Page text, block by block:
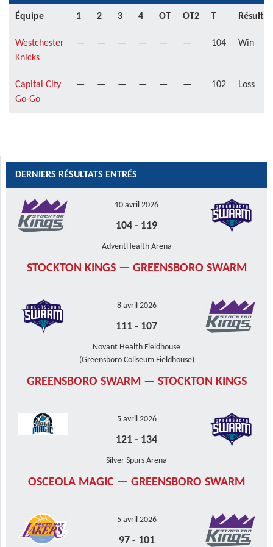
Équipe 1 2 3 4 OT OT2 T Résultat
Westchester
Knicks
— — — — — — 104 Win
Capital City
Go-Go
— — — — — — 102 Loss
DERNIERS RÉSULTATS ENTRÉS
10 avril 2026
104 - 119
AdventHealth Arena
STOCKTON KINGS — GREENSBORO SWARM
8 avril 2026
111 - 107
Novant Health Fieldhouse
(Greensboro Coliseum Fieldhouse)
GREENSBORO SWARM — STOCKTON KINGS
5 avril 2026
121 - 134
Silver Spurs Arena
OSCEOLA MAGIC — GREENSBORO SWARM
5 avril 2026
97- 101